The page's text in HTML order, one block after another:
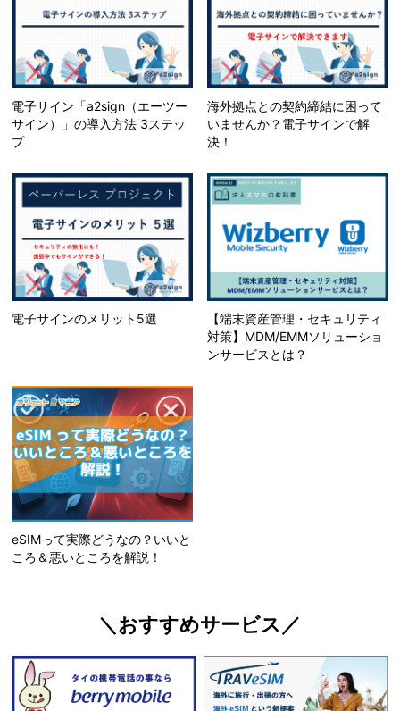
電子サイン「a2sign（エーツー
サイン）」の導入方法 3ステッ
プ
海外拠点との契約締結に困って
いませんか？電子サインで解
決！
電子サインのメリット5選
【端末資産管理・セキュリティ
対策】MDM/EMMソリューショ
ンサービスとは？
eSIMって実際どうなの？いいと
ころ＆悪いところを解説！
＼おすすめサービス／